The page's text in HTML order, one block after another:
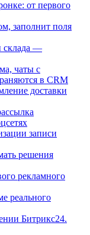
от первого
заполнит поля
склада —
чаты с
в CRM
доставки
записи
решения
рекламного
реального
Битрикс24.